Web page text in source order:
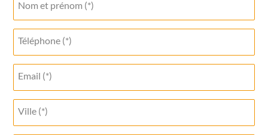
Nom et prénom (*)
Téléphone (*)
Email (*)
Ville (*)